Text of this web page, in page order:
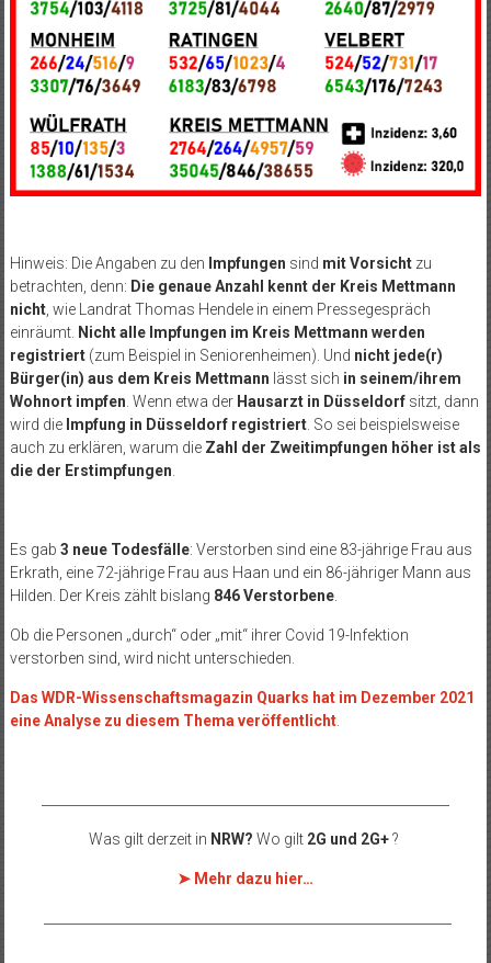
Hinweis: Die Angaben zu den Impfungen sind mit Vorsichtzu
betrachten, denn: Die genaue Anzahl kennt der Kreis Mettmann
nicht, wie Landrat Thomas Hendele in einem Pressegespräch
einräumt. Nicht alle Impfungen im Kreis Mettmann werden
registriert(zum Beispiel in Seniorenheimen). Und nicht jede(r)
Bürger(in) aus dem Kreis Mettmann lässt sich in seinem/ihrem
Wohnort impfen. Wenn etwa der Hausarzt in Düsseldorfsitzt, dann
wird die Impfung in Düsseldorf registriert. So sei beispielsweise
auch zu erklären, warum die Zahl der Zweitimpfungen höher ist als
die der Erstimpfungen.
Es gab 3 neue Todesfälle: Verstorben sind eine 83-jährige Frau aus
Erkrath, eine 72-jährige Frau aus Haan und ein 86-jähriger Mann aus
Hilden. Der Kreis zählt bislang 846 Verstorbene.
Ob die Personen „durch“ oder „mit“ ihrer Covid 19-Infektion
verstorben sind, wird nicht unterschieden.
Das WDR-Wissenschaftsmagazin Quarks hat im Dezember 2021
eine Analyse zu diesem Thema veröffentlicht.
Was gilt derzeit in NRW? Wo gilt 2G und 2G+?
➤ Mehr dazu hier…